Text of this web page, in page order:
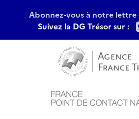
Abonnez-vous à notre
Suivez la DG Trésor sur :